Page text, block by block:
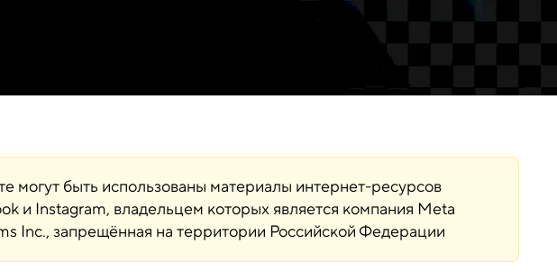
могут быть использованы материалы интернет-ресурсов
и Instagram, владельцем которых является компания Meta
Inc., запрещённая на территории Российской Федерации